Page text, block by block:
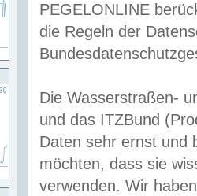
PEGELONLINE
die Regeln der
Die Wasserstraßen-
und das ITZBund
Daten sehr ernst und
möchten, dass sie
verwenden. Wir